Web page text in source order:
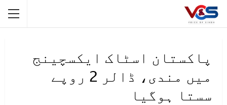
پاکستان اسٹاک ایکسچینج
میں مندی، ڈالر 2 روپے
سستا ہوگیا